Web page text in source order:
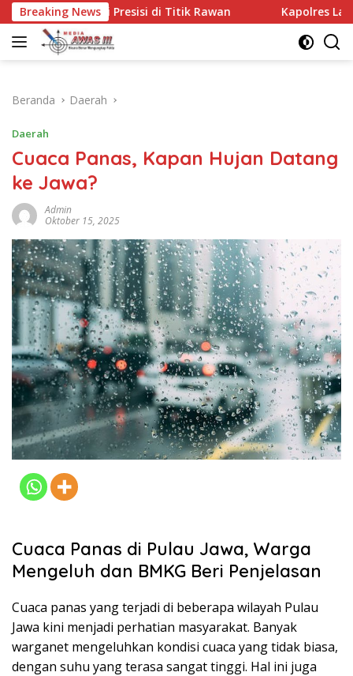
Langsung
ke
konten
Breaking News
di Titik Rawan Kapolres Lampung Utara
Beranda Daerah
Daerah
Cuaca Panas, Kapan Hujan Datang
ke Jawa?
Admin
Oktober 15, 2025
Cuaca Panas di Pulau Jawa, Warga
Mengeluh dan BMKG Beri Penjelasan
Cuaca panas yang terjadi di beberapa wilayah Pulau
Jawa kini menjadi perhatian masyarakat. Banyak
warganet mengeluhkan kondisi cuaca yang tidak biasa,
dengan suhu yang terasa sangat tinggi. Hal ini juga